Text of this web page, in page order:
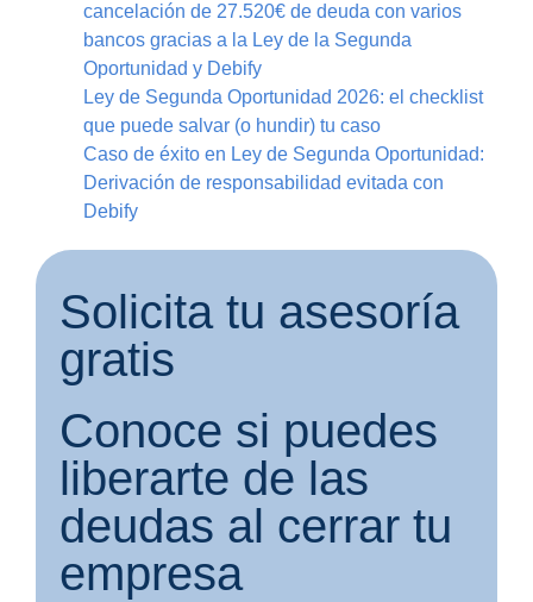
cancelación de 27.520€ de deuda con varios
bancos gracias a la Ley de la Segunda
Oportunidad y Debify
Ley de Segunda Oportunidad 2026: el checklist
que puede salvar (o hundir) tu caso
Caso de éxito en Ley de Segunda Oportunidad:
Derivación de responsabilidad evitada con
Debify
Solicita tu asesoría
gratis
Conoce si puedes
liberarte de las
deudas al cerrar tu
empresa